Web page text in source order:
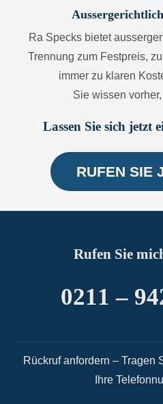
Ra Specks bietet
Trennung zum Festpreis,
immer zu klaren
Sie wissen
Lassen Sie sich jetzt
RUFEN SIE
Rufen Sie
0211 –
Rückruf anfordern – Tragen
Ihre